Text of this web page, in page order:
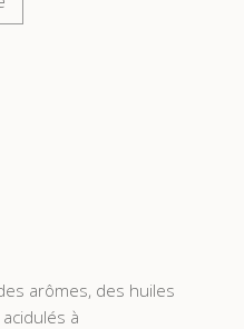
arômes, des huiles
à